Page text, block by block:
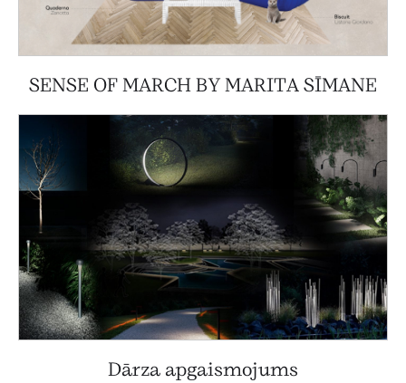
SENSE OF MARCH BY MARITA SĪMANE
Dārza apgaismojums